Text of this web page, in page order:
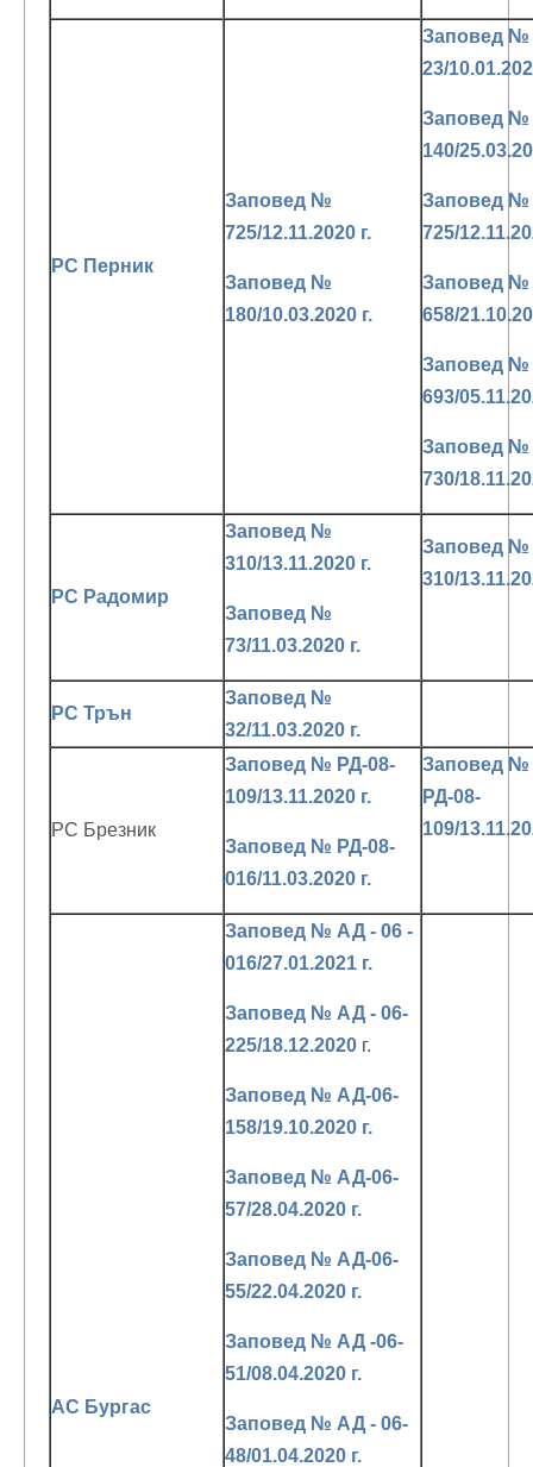
РС Перник
Заповед №
725/12.11.2020 г.
Заповед №
180/10.03.2020 г.
Заповед №
23/
Заповед №
140/
Заповед №
725/
Заповед №
658/
Заповед №
693/
Заповед №
730/
РС Радомир
Заповед №
310/13.11.2020 г.
Заповед №
73/11.03.2020 г.
Заповед №
310/
РС Трън
Заповед №
32/11.03.2020 г.
РС Брезник
Заповед № РД-08-
109/13.11.2020 г.
Заповед № РД-08-
016/11.03.2020 г.
Заповед №
РД-08-
109/
АС Бургас
Заповед № АД - 06 -
016/27.01.2021 г.
Заповед № АД - 06-
225/18.12.2020 г.
Заповед № АД-06-
158/19.10.2020 г.
Заповед № АД-06-
57/28.04.2020 г.
Заповед № АД-06-
55/22.04.2020 г.
Заповед № АД -06-
51/08.04.2020 г.
Заповед № АД - 06-
48/01.04.2020 г.